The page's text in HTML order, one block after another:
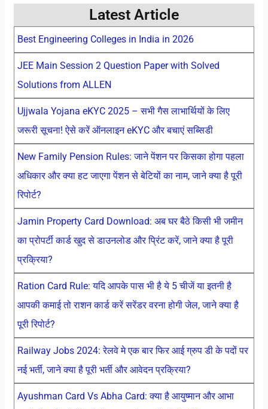
Latest Article
Best Engineering Colleges in India in 2026
JEE Main Session 2 Question Paper with Solved
Solutions from ALLEN
Ujjwala Yojana eKYC 2025 – सभी गैस लाभार्थियों के लिए
जरूरी सूचना! ऐसे करें ऑनलाइन eKYC और बचाएं सब्सिडी
New Family Pension Rules: जाने पेंशन पर किसका होगा पहला
अधिकार और क्या हट जाएगा पेंशन से बेटियों का नाम, जाने क्या है पूरी
रिपोर्ट?
Jamin Property Card Download: अब घर बैठे किसी भी जमीन
का प्रोपर्टी कार्ड खुद से डाउनलोड और प्रिंट करें, जाने क्या है पूरी
प्रक्रिया?
Ration Card Rule: यदि आपके पास भी है ये 5 चीजें या इतनी है
आपकी कमाई तो राशन कार्ड करें सरेंडर वरना होगी जेल, जाने क्या है
पूरी रिपोर्ट?
Railway Jobs 2024: रेलवे मे एक बार फिर आई ग्रुप डी के पदों पर
नई भर्ती, जाने क्या है पूरी भर्ती और आवेदन प्रक्रिया?
Ayushman Card Vs Abha Card: क्या है आयुष्मान और आभा